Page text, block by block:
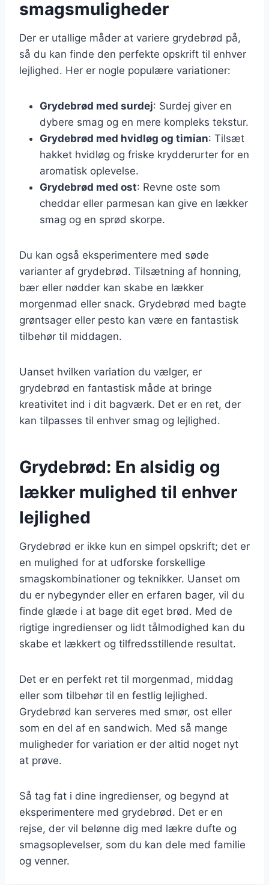
smagsmuligheder
Der er utallige måder at variere grydebrød på,
så du kan finde den perfekte opskrift til enhver
lejlighed. Her er nogle populære variationer:
Grydebrød med surdej: Surdej giver en
dybere smag og en mere kompleks tekstur.
Grydebrød med hvidløg og timian: Tilsæt
hakket hvidløg og friske krydderurter for en
aromatisk oplevelse.
Grydebrød med ost: Revne oste som
cheddar eller parmesan kan give en lækker
smag og en sprød skorpe.
Du kan også eksperimentere med søde
varianter af grydebrød. Tilsætning af honning,
bær eller nødder kan skabe en lækker
morgenmad eller snack. Grydebrød med bagte
grøntsager eller pesto kan være en fantastisk
tilbehør til middagen.
Uanset hvilken variation du vælger, er
grydebrød en fantastisk måde at bringe
kreativitet ind i dit bagværk. Det er en ret, der
kan tilpasses til enhver smag og lejlighed.
Grydebrød: En alsidig og
lækker mulighed til enhver
lejlighed
Grydebrød er ikke kun en simpel opskrift; det er
en mulighed for at udforske forskellige
smagskombinationer og teknikker. Uanset om
du er nybegynder eller en erfaren bager, vil du
finde glæde i at bage dit eget brød. Med de
rigtige ingredienser og lidt tålmodighed kan du
skabe et lækkert og tilfredsstillende resultat.
Det er en perfekt ret til morgenmad, middag
eller som tilbehør til en festlig lejlighed.
Grydebrød kan serveres med smør, ost eller
som en del af en sandwich. Med så mange
muligheder for variation er der altid noget nyt
at prøve.
Så tag fat i dine ingredienser, og begynd at
eksperimentere med grydebrød. Det er en
rejse, der vil belønne dig med lækre dufte og
smagsoplevelser, som du kan dele med familie
og venner.